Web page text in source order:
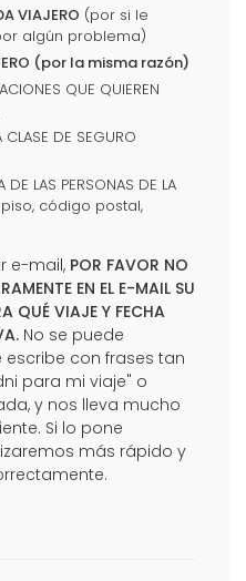
VIAJERO (por si le
algún problema)
(por la misma razón)
QUE QUIEREN
DE SEGURO
LAS PERSONAS DE LA
piso, código postal,
e-mail, POR FAVOR NO
EN EL E-MAIL SU
QUÉ VIAJE Y FECHA
No se puede
con frases tan
para mi viaje" o
y nos lleva mucho
Si lo pone
más rápido y